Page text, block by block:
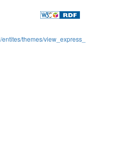
themes/view_express_